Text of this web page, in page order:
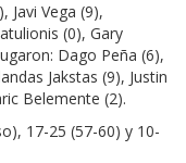
Javi Vega (9),
(0), Gary
Dago Peña (6),
Jakstas (9), Justin
Belemente (2).
17-25 (57-60) y 10-